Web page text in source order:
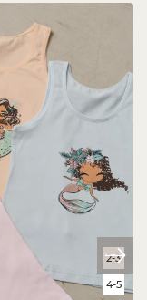
2-3
4-5